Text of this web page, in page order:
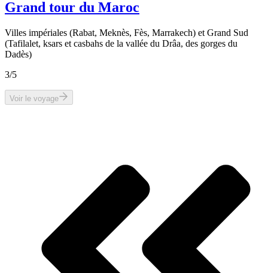
Grand tour du Maroc
Villes impériales (Rabat, Meknès, Fès, Marrakech) et Grand Sud
(Tafilalet, ksars et casbahs de la vallée du Drâa, des gorges du
Dadès)
3/5
Voir le voyage